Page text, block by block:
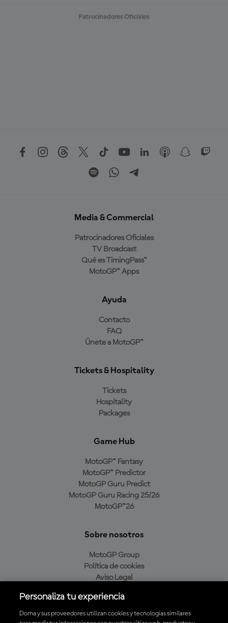
Patrocinadores Oficiales
Media & Commercial
Patrocinadores Oficiales
TV Broadcast
Qué es TimingPass™
MotoGP™ Apps
Ayuda
Contacto
FAQ
Únete a MotoGP™
Tickets & Hospitality
Tickets
Hospitality
Packages
Game Hub
MotoGP™ Fantasy
MotoGP™ Predictor
MotoGP Guru Predict
MotoGP Guru Racing 25/26
MotoGP™26
Sobre nosotros
MotoGP Group
Política de cookies
Aviso Legal
Política de compra
Personaliza tu experiencia
Dorna y sus proveedores utilizan cookies y tecnologías similares